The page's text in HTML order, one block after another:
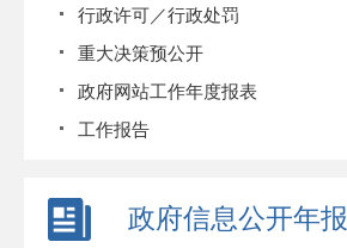
行政许可／行政处罚
重大决策预公开
政府网站工作年度报表
工作报告
政府信息公开年报